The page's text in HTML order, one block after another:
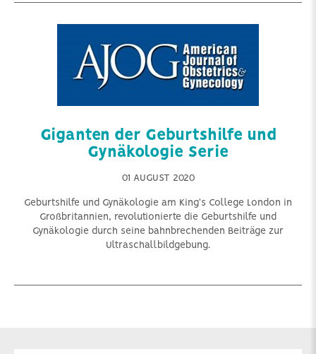
Giganten der Geburtshilfe und
Gynäkologie Serie
01 AUGUST 2020
Geburtshilfe und Gynäkologie am King's College London in
Großbritannien, revolutionierte die Geburtshilfe und
Gynäkologie durch seine bahnbrechenden Beiträge zur
Ultraschallbildgebung.